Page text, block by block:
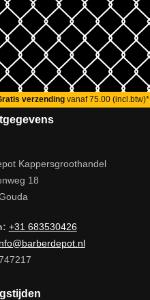
verzendingvanaf 75.00 (incl.btw)*
Kappersgroothandel
18
+31 683530426